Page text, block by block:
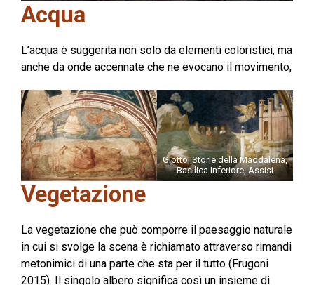
Acqua
L’acqua è suggerita non solo da elementi coloristici, ma
anche da onde accennate che ne evocano il movimento,
Giotto, Storie della Maddalena,
Basilica Inferiore, Assisi
Vegetazione
La vegetazione che può comporre il paesaggio naturale
in cui si svolge la scena è richiamato attraverso rimandi
metonimici di una parte che sta per il tutto (Frugoni
2015). Il singolo albero significa così un insieme di